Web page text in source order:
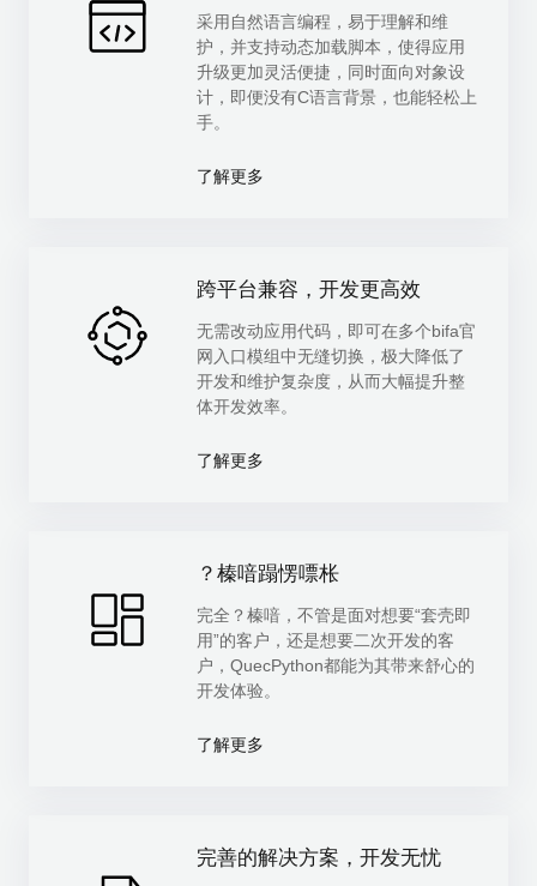
采用自然语言编程，易于理解和维
护，并支持动态加载脚本，使得应用
升级更加灵活便捷，同时面向对象设
计，即便没有C语言背景，也能轻松上
手。
了解更多
跨平台兼容，开发更高效
无需改动应用代码，即可在多个bifa官
网入口模组中无缝切换，极大降低了
开发和维护复杂度，从而大幅提升整
体开发效率。
了解更多
？榛喑蹋愣嘌枨
完全？榛喑，不管是面对想要“套壳即
用”的客户，还是想要二次开发的客
户，QuecPython都能为其带来舒心的
开发体验。
了解更多
完善的解决方案，开发无忧